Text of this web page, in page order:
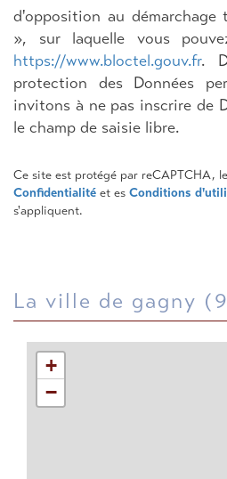
d'opposition au démarchage
», sur laquelle vous
https://www.bloctel.gouv.fr.
protection des Données
invitons à ne pas inscrire de
le champ de saisie libre.
Ce site est protégé par reCAPTCHA,
Confidentialité et es Conditions
s'appliquent.
la ville de gagny
+
−